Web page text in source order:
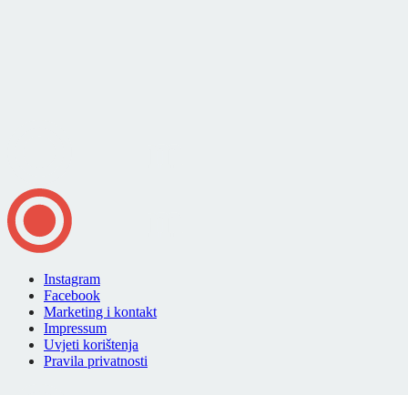
Instagram
Facebook
Marketing i kontakt
Impressum
Uvjeti korištenja
Pravila privatnosti